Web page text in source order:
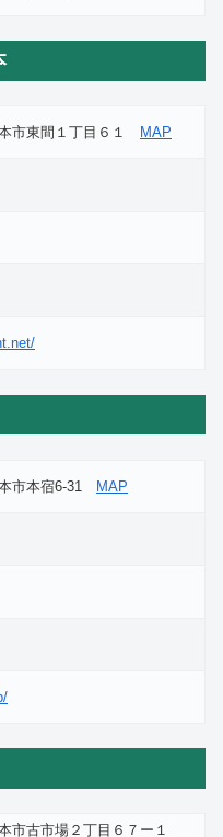
市東間１丁目６１ MAP
市本宿6-31 MAP
市古市場２丁目６７ー１